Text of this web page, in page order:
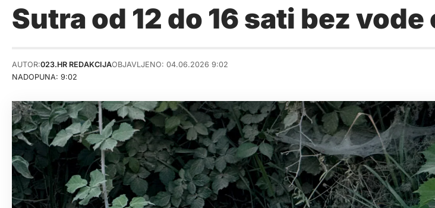
Sutra od 12 do 16 sati bez
NADOPUNA: 9:02
AUTOR:023.HR REDAKCIJAOBJAVLJENO: 04.06.2026 9:02